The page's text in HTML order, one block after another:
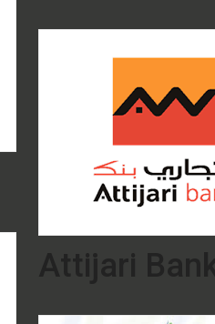
Attijari Bank